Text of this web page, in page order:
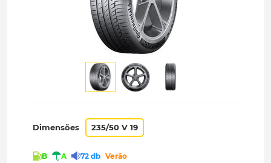
Dimensões 235/50 V 19
B A 72 db Verão